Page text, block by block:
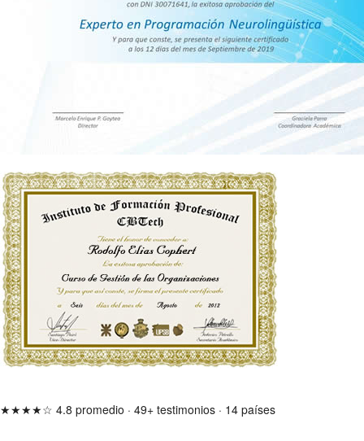
★★★★☆ 4.8 promedio · 49+ testimonios · 14 países